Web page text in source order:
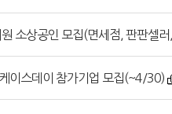
소상공인 모집(면세점, 판판셀
이스데이 참가기업 모집(~4/30)